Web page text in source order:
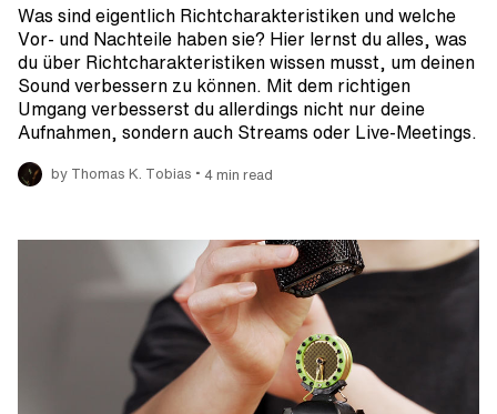
Was sind eigentlich Richtcharakteristiken und welche
Vor- und Nachteile haben sie? Hier lernst du alles, was
du über Richtcharakteristiken wissen musst, um deinen
Sound verbessern zu können. Mit dem richtigen
Umgang verbesserst du allerdings nicht nur deine
Aufnahmen, sondern auch Streams oder Live-Meetings.
by Thomas K. Tobias • 4 min read